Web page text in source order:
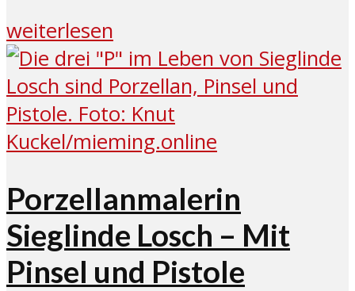
weiterlesen
Porzellanmalerin
Sieglinde Losch – Mit
Pinsel und Pistole